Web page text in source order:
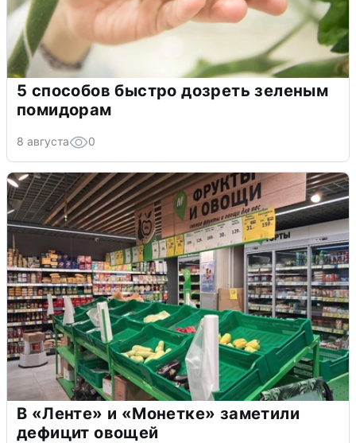
5 способов быстро дозреть зеленым
помидорам
8 августа 0
В «Ленте» и «Монетке» заметили
дефицит овощей